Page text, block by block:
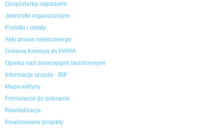
Gospodarka odpadami
Jednostki organizacyjne
Podatki i opłaty
Akty prawa miejscowego
Gminna Komisja ds.PiRPA
Opieka nad zwierzętami bezdomnymi
Informacje urzędu - BIP
Mapa witryny
Formularze do pobrania
Rewitalizacja
Realizowane projekty